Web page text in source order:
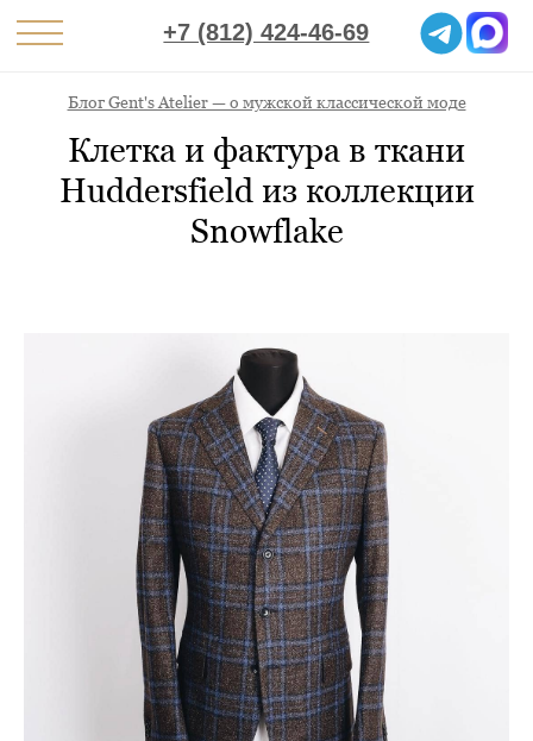
+7 (812) 424-46-69
Блог Gent's Atelier — о мужской классической моде
Клетка и фактура в ткани
Huddersfield из коллекции
Snowflake